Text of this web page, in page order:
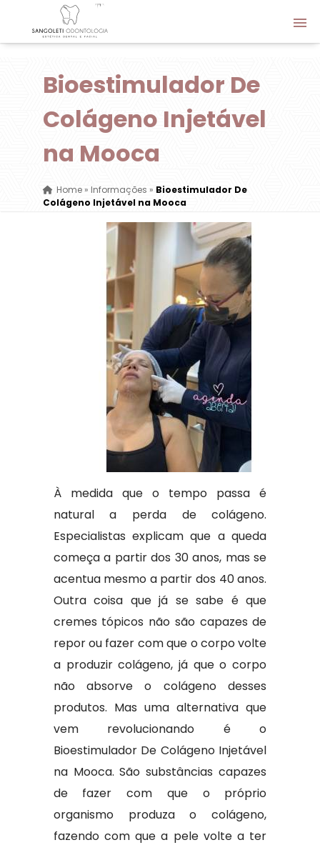
Bioestimulador De
Colágeno Injetável
na Mooca
Home» Informações » Bioestimulador De
Colágeno Injetável na Mooca
À medida que o tempo passa é
natural a perda de colágeno.
Especialistas explicam que a queda
começa a partir dos 30 anos, mas se
acentua mesmo a partir dos 40 anos.
Outra coisa que já se sabe é que
cremes tópicos não são capazes de
repor ou fazer com que o corpo volte
a produzir colágeno, já que o corpo
não absorve o colágeno desses
produtos. Mas uma alternativa que
vem revolucionando é o
Bioestimulador De Colágeno Injetável
na Mooca. São substâncias capazes
de fazer com que o próprio
organismo produza o colágeno,
fazendo com que a pele volte a ter